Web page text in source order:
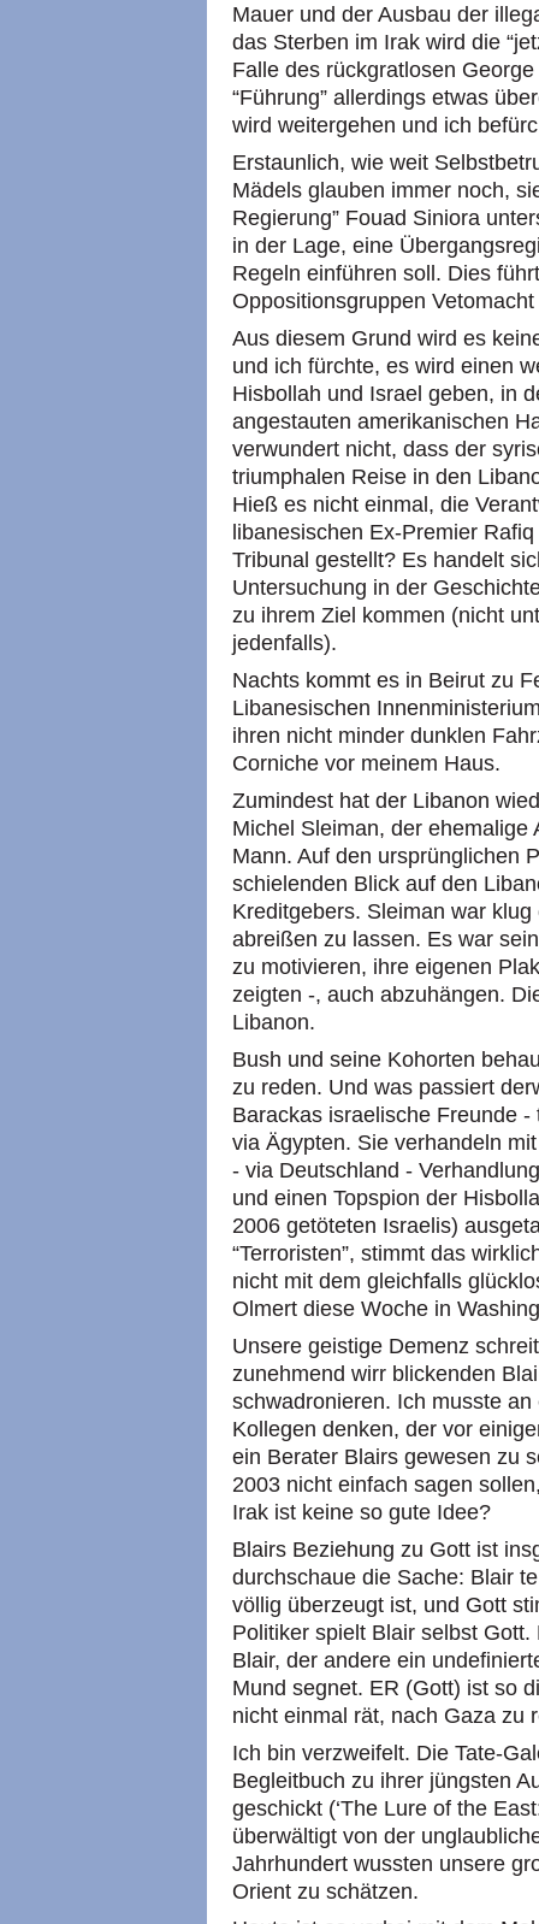
Mauer und der Ausbau der
das Sterben im Irak wird die
Falle des rückgratlosen
“Führung” allerdings etwas
wird weitergehen und ich
Erstaunlich, wie weit
Mädels glauben immer noch,
Regierung” Fouad Siniora
in der Lage, eine
Regeln einführen soll. Dies
Oppositionsgruppen
Aus diesem Grund wird es
und ich fürchte, es wird einen
Hisbollah und Israel geben, in
angestauten amerikanischen
verwundert nicht, dass der
triumphalen Reise in den
Hieß es nicht einmal, die
libanesischen Ex-Premier
Tribunal gestellt? Es handelt
Untersuchung in der
zu ihrem Ziel kommen (nicht
jedenfalls).
Nachts kommt es in Beirut zu
Libanesischen
ihren nicht minder dunklen
Corniche vor meinem Haus.
Zumindest hat der Libanon
Michel Sleiman, der
Mann. Auf den ursprünglichen
schielenden Blick auf den
Kreditgebers. Sleiman war
abreißen zu lassen. Es war
zu motivieren, ihre eigenen
zeigten -, auch abzuhängen.
Libanon.
Bush und seine Kohorten
zu reden. Und was passiert
Barackas israelische Freunde
via Ägypten. Sie verhandeln
- via Deutschland -
und einen Topspion der
2006 getöteten Israelis)
“Terroristen”, stimmt das
nicht mit dem gleichfalls
Olmert diese Woche in
Unsere geistige Demenz
zunehmend wirr blickenden
schwadronieren. Ich musste
Kollegen denken, der vor
ein Berater Blairs gewesen zu
2003 nicht einfach sagen
Irak ist keine so gute Idee?
Blairs Beziehung zu Gott ist
durchschaue die Sache: Blair
völlig überzeugt ist, und Gott
Politiker spielt Blair selbst
Blair, der andere ein
Mund segnet. ER (Gott) ist so
nicht einmal rät, nach Gaza zu
Ich bin verzweifelt. Die Tate-
Begleitbuch zu ihrer jüngsten
geschickt (‘The Lure of the
überwältigt von der
Jahrhundert wussten unsere
Orient zu schätzen.